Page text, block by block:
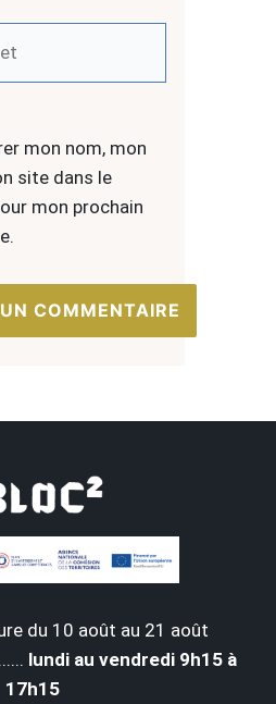
mon nom, mon
site dans le
mon prochain
du 10 août au 21 août
lundi au vendredi 9h15 à
17h15